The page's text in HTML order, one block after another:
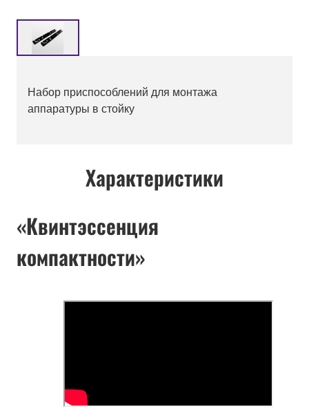
Набор приспособлений для монтажа
аппаратуры в стойку
Характеристики
«Квинтэссенция
компактности»